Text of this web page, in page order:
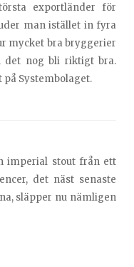
exportländer för
man istället in fyra
mycket bra bryggerier
det nog bli riktigt bra.
på Systembolaget.
imperial stout från ett
det näst senaste
släpper nu nämligen